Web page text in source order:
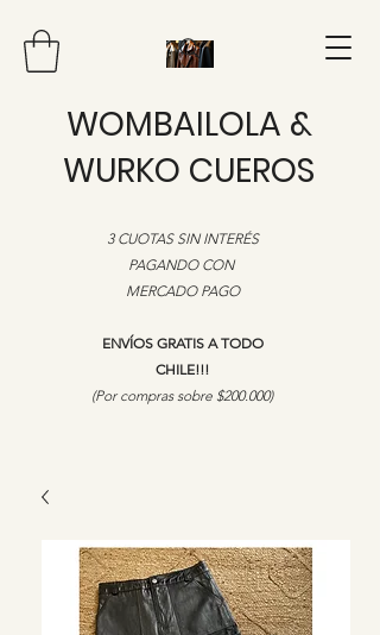
WOMBAILOLA &
WURKO CUEROS
3 CUOTAS SIN INTERÉS
PAGANDO CON
MERCADO PAGO
ENVÍOS GRATIS A TODO
CHILE!!!
​(Por compras sobre $200.000)